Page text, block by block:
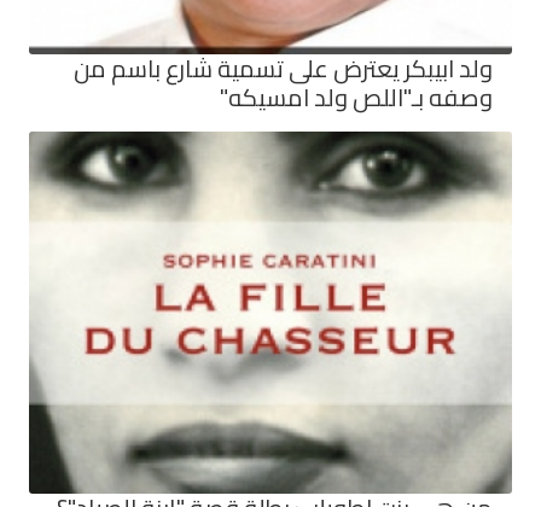
ولد ابيبكر يعترض على تسمية شارع باسم من
وصفه بـ"اللص ولد امسيكه"